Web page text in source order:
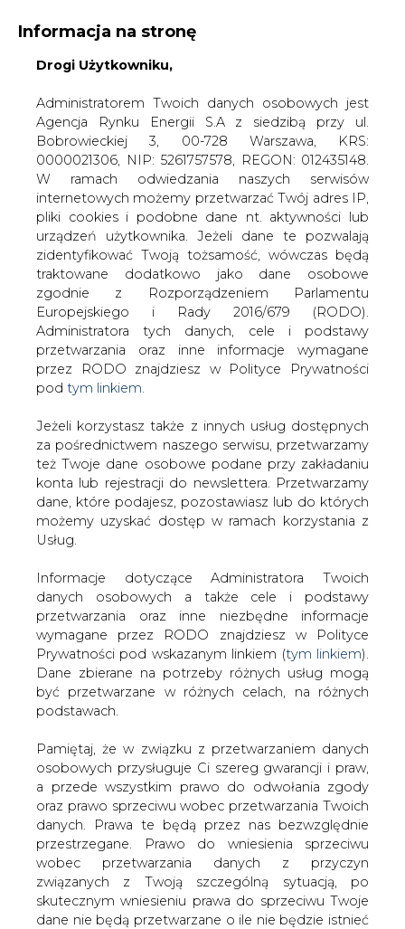
KONTAKT:
WYDAWCA PORTALU:
WYSOKI KONTRAST A A
ZALOGUJ SIĘ
WŁĄCZ CIRE.TV
Informacja na stronę
Drogi Użytkowniku,
Administratorem Twoich danych osobowych jest
Agencja Rynku Energii S.A z siedzibą przy ul.
Bobrowieckiej 3, 00-728 Warszawa, KRS:
0000021306, NIP: 5261757578, REGON: 012435148.
W ramach odwiedzania naszych serwisów
internetowych możemy przetwarzać Twój adres IP,
pliki cookies i podobne dane nt. aktywności lub
urządzeń użytkownika. Jeżeli dane te pozwalają
zidentyfikować Twoją tożsamość, wówczas będą
traktowane dodatkowo jako dane osobowe
zgodnie z Rozporządzeniem Parlamentu
Europejskiego i Rady 2016/679 (RODO).
Administratora tych danych, cele i podstawy
przetwarzania oraz inne informacje wymagane
przez RODO znajdziesz w Polityce Prywatności
pod tym linkiem.
Jeżeli korzystasz także z innych usług dostępnych
za pośrednictwem naszego serwisu, przetwarzamy
też Twoje dane osobowe podane przy zakładaniu
konta lub rejestracji do newslettera. Przetwarzamy
dane, które podajesz, pozostawiasz lub do których
możemy uzyskać dostęp w ramach korzystania z
Usług.
Informacje dotyczące Administratora Twoich
danych osobowych a także cele i podstawy
przetwarzania oraz inne niezbędne informacje
wymagane przez RODO znajdziesz w Polityce
Prywatności pod wskazanym linkiem (tym linkiem).
Dane zbierane na potrzeby różnych usług mogą
być przetwarzane w różnych celach, na różnych
podstawach.
Pamiętaj, że w związku z przetwarzaniem danych
osobowych przysługuje Ci szereg gwarancji i praw,
a przede wszystkim prawo do odwołania zgody
oraz prawo sprzeciwu wobec przetwarzania Twoich
danych. Prawa te będą przez nas bezwzględnie
przestrzegane. Prawo do wniesienia sprzeciwu
wobec przetwarzania danych z przyczyn
związanych z Twoją szczególną sytuacją, po
skutecznym wniesieniu prawa do sprzeciwu Twoje
dane nie będą przetwarzane o ile nie będzie istnieć
Strona główna brak kategorii /
III konferencja polsko-
niemiecka "Energetyka przygraniczna Polski i Niemiec -
doświadczenia i perspektywy"
drukuj
skomentuj
udostępnij
III konferencja polsko-niemiecka
perspektywy"